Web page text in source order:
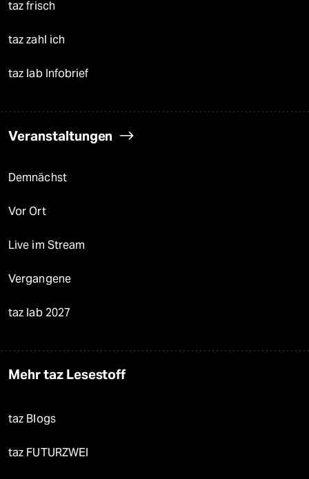
taz frisch
taz zahl ich
taz lab Infobrief
Veranstaltungen
Demnächst
Vor Ort
Live im Stream
Vergangene
taz lab 2027
Mehr taz Lesestoff
taz Blogs
taz FUTURZWEI